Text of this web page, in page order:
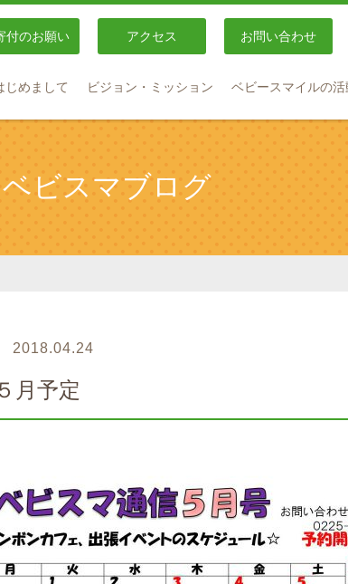
付のお願い アクセス お問い合わせ
じめまして ビジョン・ミッション ベビースマイルの活
ベビスマブログ
2018.04.24
月予定